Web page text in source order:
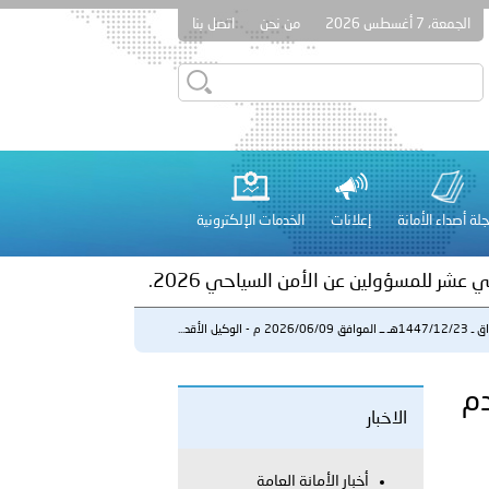
الجمعة، 7 أغسطس 2026 من نحن اتصل بنا
أصداء الأمانة إعلانات الخدمات الإلكترونية
الأميريين معالي النائب الأول لرئيس مجلس الوزراء
العام..
الأعيان المدنية في مدينة نـجران
عشر للمسؤولين عن الأمن السياحي 2026.
والكلية الدولية الجامعية للعلوم والصحة توقعان اتفاقية
2026/06/09 م - الوكيل الأقد...
الاخبار
أخبار الأمانة العامة